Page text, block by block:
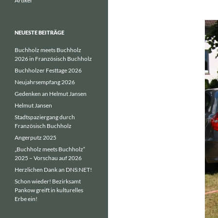
NEUESTE BEITRÄGE
Buchholz meets Buchholz
2026 in Französisch Buchholz
Buchholzer Festtage 2026
Neujahrsempfang 2026
Gedenken an Helmut Jansen
Helmut Jansen
Stadtspaziergang durch
Französisch Buchholz
Angerputz 2025
„Buchholz meets Buchholz“
2025 – Vorschau auf 2026
Herzlichen Dank an DNS:NET!
Schon wieder! Bezirksamt
Pankow greift in kulturelles
Erbe ein!